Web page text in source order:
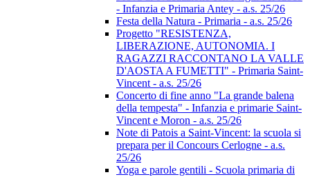
- Infanzia e Primaria Antey - a.s. 25/26
Festa della Natura - Primaria - a.s. 25/26
Progetto "RESISTENZA,
LIBERAZIONE, AUTONOMIA. I
RAGAZZI RACCONTANO LA VALLE
D'AOSTA A FUMETTI" - Primaria Saint-
Vincent - a.s. 25/26
Concerto di fine anno "La grande balena
della tempesta" - Infanzia e primarie Saint-
Vincent e Moron - a.s. 25/26
Note di Patois a Saint-Vincent: la scuola si
prepara per il Concours Cerlogne - a.s.
25/26
Yoga e parole gentili - Scuola primaria di